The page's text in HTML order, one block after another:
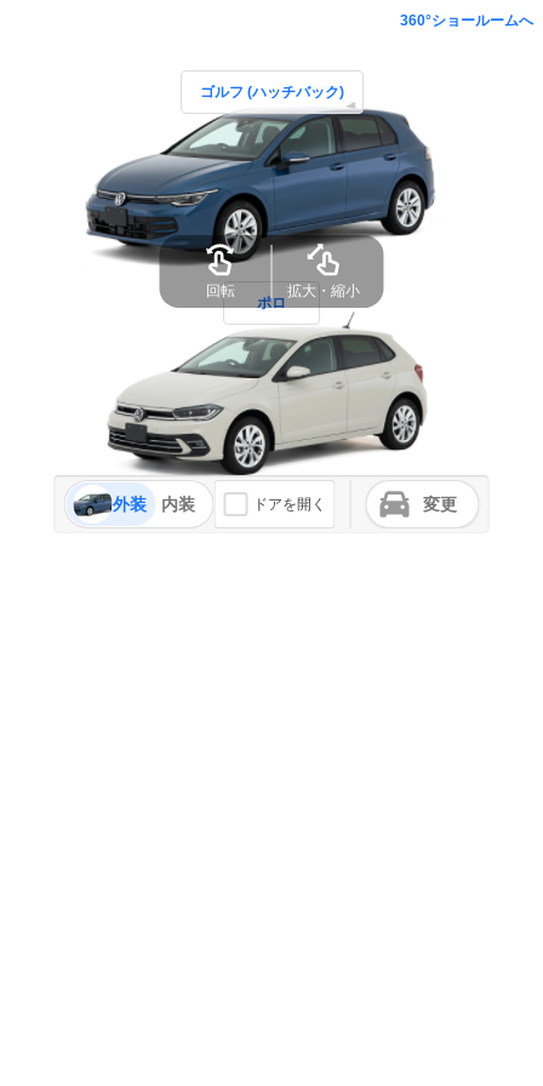
360°ショールームへ
ゴルフ (ハッチバック)
ポロ
外装 内装 ドアを開く 変更
回転 拡大・縮小